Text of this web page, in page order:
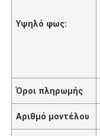
Υψηλό φως:
Όροι πληρωμής
Αριθμό μοντέλου